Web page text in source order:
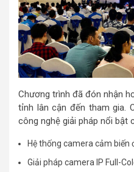
Chương trình đã đón nhận
tỉnh lân cận đến tham gia.
công nghệ giải pháp nổi bật
Hệ thống camera cảm biến
Giải pháp camera IP Full-